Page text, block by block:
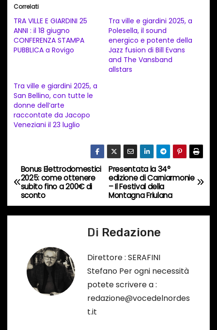
a
m
e
t
o
i
n
r
s
o
…
Correlati
TRA VILLE E GIARDINI 25
ANNI : il 18 giugno
CONFERENZA STAMPA
PUBBLICA a Rovigo
Tra ville e giardini 2025, a
Polesella, il sound
energico e potente della
Jazz fusion di Bill Evans
and The Vansband
allstars
Tra ville e giardini 2025, a
San Bellino, con tutte le
donne dell’arte
raccontate da Jacopo
Veneziani il 23 luglio
N
a
v
Presentata la 34°
edizione di Carniarmonie
– Il Festival della
Montagna Friulana
Bonus Elettrodomestici
2025: come ottenere
subito fino a 200€ di
sconto
Di Redazione
Direttore : SERAFINI
Stefano Per ogni necessità
potete scrivere a :
redazione@vocedelnordes
t.it